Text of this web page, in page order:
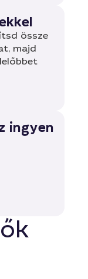
össze
majd
ingyen